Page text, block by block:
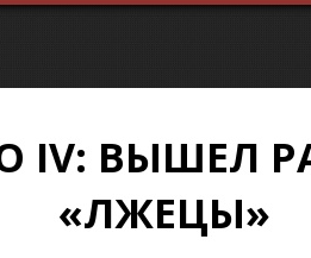
IV: ВЫШЕЛ
«ЛЖЕЦЫ»